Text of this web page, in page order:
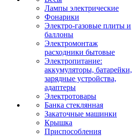
Лампы электрические
Фонарики
Электро-газовые плиты и
баллоны
Электромонтаж
расходники бытовые
Электропитание:
аккумуляторы, батарейки,
зарядные устройства,
адаптеры
Электротовары
Банка стеклянная
Закаточные машинки
Крышка
Приспособления